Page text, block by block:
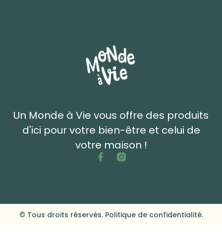
Un Monde à Vie vous offre des produits
d'ici pour votre bien-être et celui de
votre maison !
© Tous droits réservés. Politique de confidentialité.